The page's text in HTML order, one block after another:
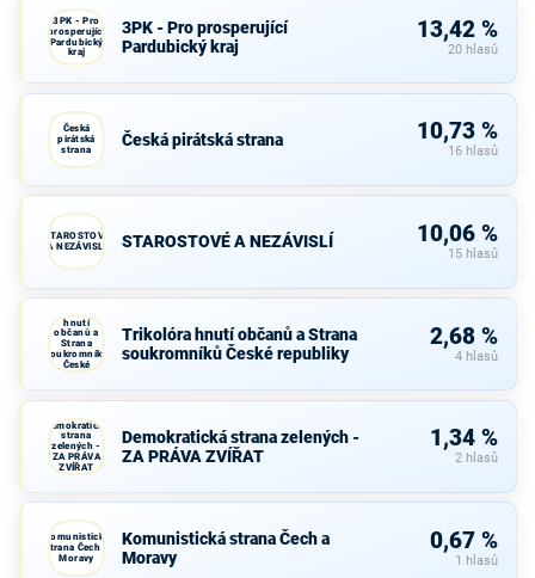
3PK - Pro
prosperující
Pardubický
kraj
3PK - Pro prosperující
Pardubický kraj
13,42 %
20 hlasů
Česká
pirátská
strana
Česká pirátská strana 10,73 %
16 hlasů
STAROSTOVÉ
A NEZÁVISLÍ
STAROSTOVÉ A NEZÁVISLÍ 10,06 %
15 hlasů
hnutí
občanů a
Strana
soukromníků
České
republiky
Trikolóra hnutí občanů a Strana
soukromníků České republiky
2,68 %
4 hlasů
Demokratická
strana
zelených -
ZA PRÁVA
ZVÍŘAT
Demokratická strana zelených -
ZA PRÁVA ZVÍŘAT
1,34 %
2 hlasů
Komunistická
strana Čech a
Moravy
Komunistická strana Čech a
Moravy
0,67 %
1 hlasů